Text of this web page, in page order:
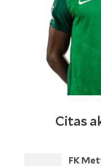
Citas
FK